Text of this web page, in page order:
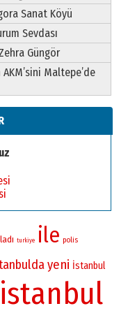
Sanat Köyü
Sevdası
Güngör
Maltepe’de
turkiye ile polis
yeni İstanbul
istanbul